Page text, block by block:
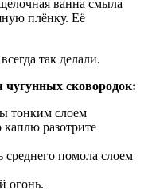
ванна смыла
плёнку. Её
так делали.
чугунных сковородок:
тонким слоем
каплю разотрите
помола слоем
огонь.